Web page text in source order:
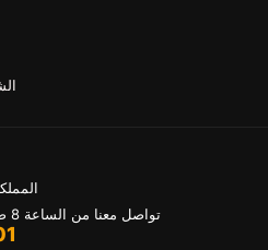
تواصل معنا من الساعة 8 صباحا حتى 5 مساءا